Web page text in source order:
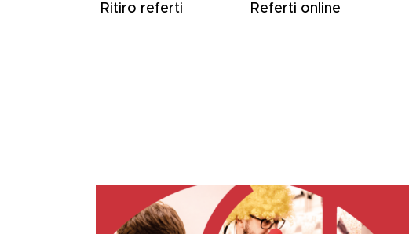
Ritiro referti Referti online